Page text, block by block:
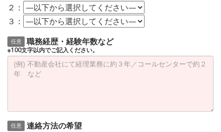
２：
３：
任意 職務経歴・経験年数など
※100文字以内でご記入ください。
任意 連絡方法の希望